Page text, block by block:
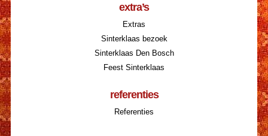
extra’s
Extras
Sinterklaas bezoek
Sinterklaas Den Bosch
Feest Sinterklaas
referenties
Referenties